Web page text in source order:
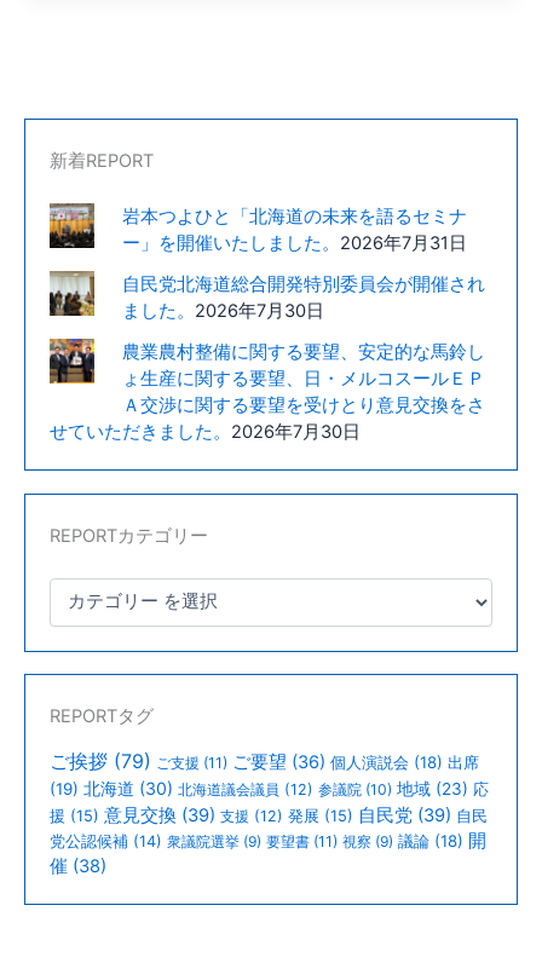
新着REPORT
岩本つよひと「北海道の未来を語るセミナ
ー」を開催いたしました。
2026年7月31日
自民党北海道総合開発特別委員会が開催され
ました。
2026年7月30日
農業農村整備に関する要望、安定的な馬鈴し
ょ生産に関する要望、日・メルコスールＥＰ
Ａ交渉に関する要望を受けとり意見交換をさ
せていただきました。 2026年7月30日
REPORTカテゴリー
REPORTタグ
ご挨拶 (79) ご支援 (11) ご要望 (36) 個人演説会 (18) 出席
(19) 北海道 (30) 北海道議会議員 (12) 参議院 (10) 地域 (23) 応
援 (15) 意見交換 (39) 支援 (12) 発展 (15) 自民党 (39) 自民
党公認候補 (14) 衆議院選挙 (9) 要望書 (11) 視察 (9) 議論 (18) 開
催 (38)